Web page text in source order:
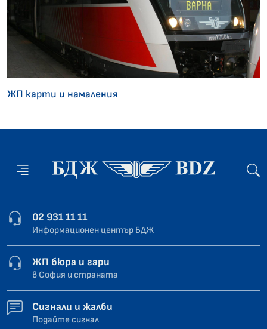
ЖП карти и намаления
02 931 11 11
Информационен център БДЖ
ЖП бюра и гари
в София и страната
Сигнали и жалби
Подайте сигнал